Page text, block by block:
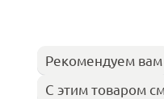
Рекомендуем вам
С этим товаром